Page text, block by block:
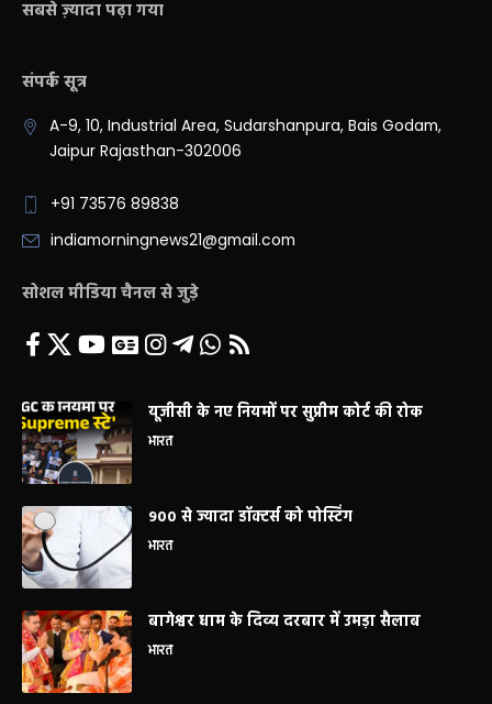
सबसे ज़्यादा पढ़ा गया
संपर्क सूत्र
A-9, 10, Industrial Area, Sudarshanpura, Bais Godam,
Jaipur Rajasthan-302006
+91 73576 89838
indiamorningnews21@gmail.com
सोशल मीडिया चैनल से जुड़े
यूजीसी के नए नियमों पर सुप्रीम कोर्ट की रोक
भारत
900 से ज्यादा डॉक्टर्स को पोस्टिंग
भारत
बागेश्वर धाम के दिव्य दरबार में उमड़ा सैलाब
भारत